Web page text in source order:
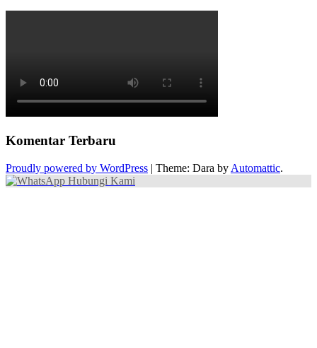
Komentar Terbaru
Proudly powered by WordPress | Theme: Dara by Automattic.
Hubungi Kami